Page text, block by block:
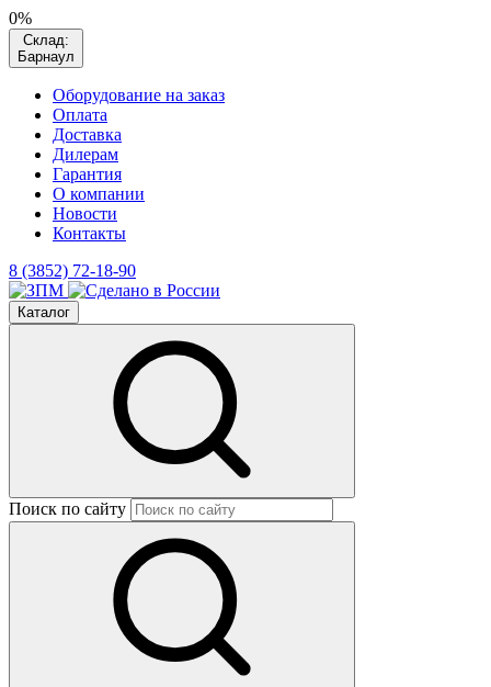
0%
Склад:
Барнаул
Оборудование на заказ
Оплата
Доставка
Дилерам
Гарантия
О компании
Новости
Контакты
8 (3852) 72-18-90
Каталог
Поиск по сайту